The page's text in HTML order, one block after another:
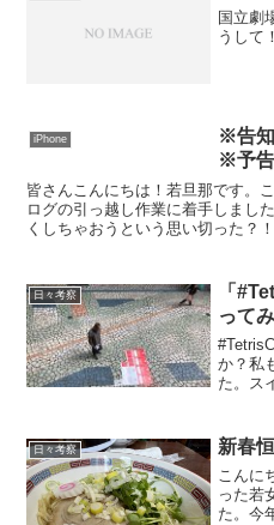
国立劇
うして
iPhone
※告
※予
皆さんこんにちは！若旦那です。
ログの引っ越し作業に着手しまし
くしちゃおうという思い切った？
日々考察
「
って
か？私
た。ス
に波及
やって
日々考察 新春
こんに
った若
た。今